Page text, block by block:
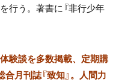
行う。著書に『非行少年
験談を多数掲載、定期購
月刊誌『致知』。人間力